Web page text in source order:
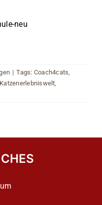
neu
| Tags: Coach4cats,
,